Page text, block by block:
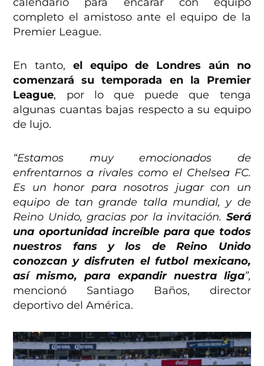
completo el amistoso ante el equipo de la
Premier League.
En tanto, el equipo de Londres aún no
comenzará su temporada en la Premier
League, por lo que puede que tenga
algunas cuantas bajas respecto a su equipo
de lujo.
“Estamos muy emocionados de
enfrentarnos a rivales como el Chelsea FC.
Es un honor para nosotros jugar con un
equipo de tan grande talla mundial, y de
Reino Unido, gracias por la invitación. Será
una oportunidad increíble para que todos
nuestros fans y los de Reino Unido
conozcan y disfruten el futbol mexicano,
así mismo, para expandir nuestra liga”,
mencionó Santiago Baños, director
deportivo del América.